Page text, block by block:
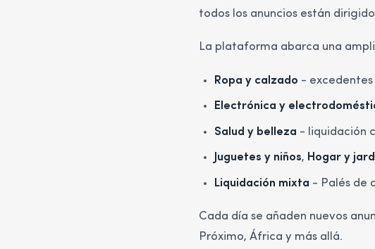
todos los anuncios están
La plataforma abarca una
Ropa y calzado -
Electrónica y
Salud y belleza - liquidación
Juguetes y niños, Hogar y
Liquidación mixta - Palés de
Cada día se añaden nuevos
Próximo, África y más allá.